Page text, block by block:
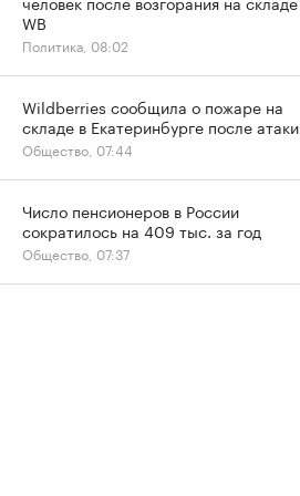
WB
Политика, 08:02
Wildberries сообщила о пожаре на
складе в Екатеринбурге после атаки
Общество, 07:44
Число пенсионеров в России
сократилось на 409 тыс. за год
Общество, 07:37